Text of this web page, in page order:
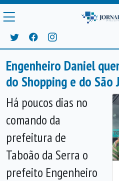
Engenheiro Daniel
do Shopping e do São
Há poucos dias no
comando da
prefeitura de
Taboão da Serra o
prefeito Engenheiro